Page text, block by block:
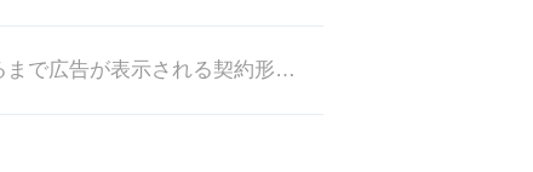
クリック保証型広告とは、一定回数クリックされるまで広告が表示される契約形態のことです。